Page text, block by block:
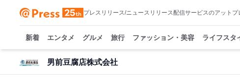
プレスリリース/ニュースリリース配信サービスのアットプ
新着 エンタメ グルメ 旅行 ファッション・美容 ライフスタ
男前豆腐店株式会社